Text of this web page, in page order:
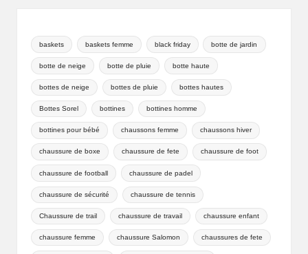
baskets baskets femme black friday botte de jardin
botte de neige botte de pluie botte haute
bottes de neige bottes de pluie bottes hautes
Bottes Sorel bottines bottines homme
bottines pour bébé chaussons femme chaussons hiver
chaussure de boxe chaussure de fete chaussure de foot
chaussure de football chaussure de padel
chaussure de sécurité chaussure de tennis
Chaussure de trail chaussure de travail chaussure enfant
chaussure femme chaussure Salomon chaussures de fete